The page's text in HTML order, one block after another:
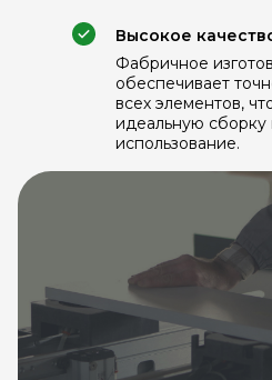
Фабричное
обеспечивает
всех элементов,
идеальную сборку
использование.
Высокое